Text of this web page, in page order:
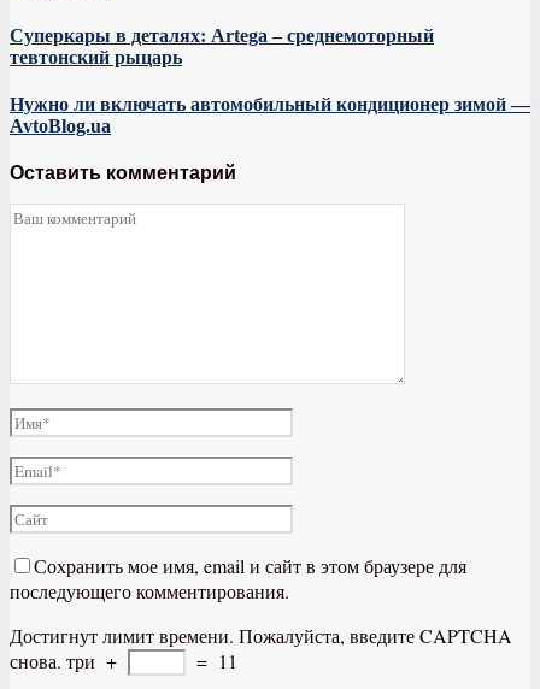
Суперкары в деталях: Artega – среднемоторный
тевтонский рыцарь
Нужно ли включать автомобильный кондиционер зимой —
AvtoBlog.ua
Оставить комментарий
Сохранить мое имя, email и сайт в этом браузере для
последующего комментирования.
Достигнут лимит времени. Пожалуйста, введите CAPTCHA
снова. три + = 11